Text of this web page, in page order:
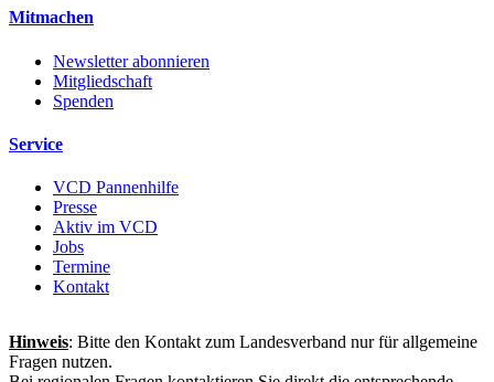
Mitmachen
Newsletter abonnieren
Mitgliedschaft
Spenden
Service
VCD Pannenhilfe
Presse
Aktiv im VCD
Jobs
Termine
Kontakt
Hinweis: Bitte den Kontakt zum Landesverband nur für allgemeine
Fragen nutzen.